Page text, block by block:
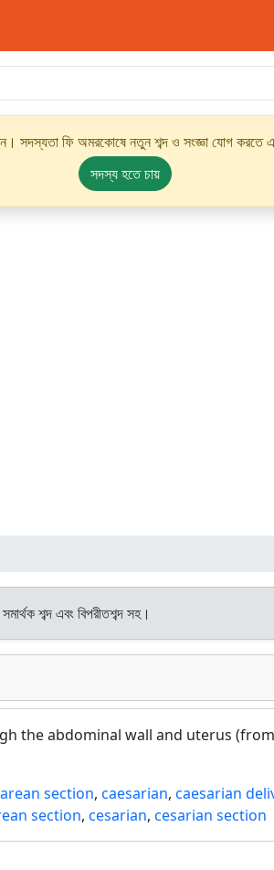
সদস্যতা ফি অমরকোষে নতুন শব্দ ও সংজ্ঞা যোগ করতে
সদস্য হতে চায়
শব্দ এবং বিপরীতশব্দ সহ।
the abdominal wall and uterus
section, caesarian, caesarian
section, cesarian, cesarian section